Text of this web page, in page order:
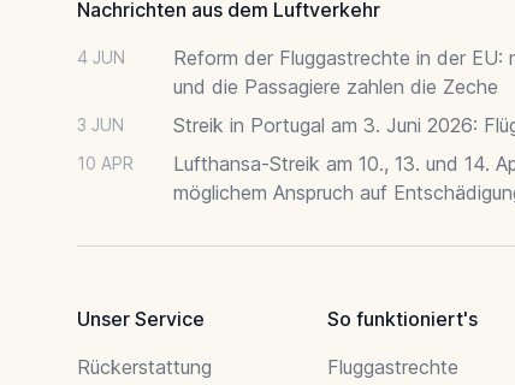
Nachrichten aus dem Luftverkehr
4 JUN
Reform der Fluggastrechte in der
und die Passagiere zahlen die Zeche
3 JUN Streik in Portugal am 3. Juni 2026:
10 APR
Lufthansa-Streik am 10., 13. und 14.
möglichem Anspruch auf
Unser Service
Rückerstattung
So funktioniert's
Fluggastrechte